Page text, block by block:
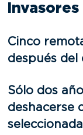
invasores
Cinco
después del
Sólo dos
deshacerse